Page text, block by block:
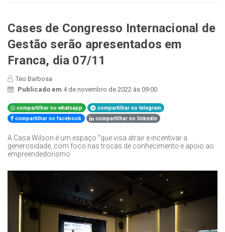
Cases de Congresso Internacional de
Gestão serão apresentados em
Franca, dia 07/11
Teo Barbosa
Publicado em 4 de novembro de 2022 às 09:00
compartilhar no whatsapp
compartilhar no telegram
compartilhar no facebook
compartilhar no linkedin
A Casa Wilson é um espaço “que visa atrair e incentivar a
generosidade, com foco nas trocas de conhecimento e apoio ao
empreendedorismo